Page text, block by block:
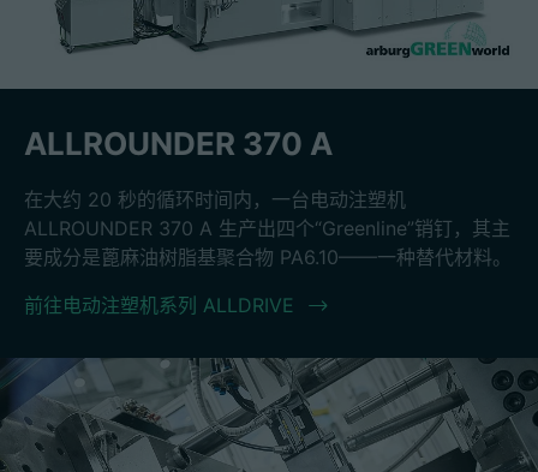
ALLROUNDER 370 A
在大约 20 秒的循环时间内，一台电动注塑机
ALLROUNDER 370 A 生产出四个“Greenline”销钉，其主
要成分是蓖麻油树脂基聚合物 PA6.10——一种替代材料。
前往电动注塑机系列 ALLDRIVE